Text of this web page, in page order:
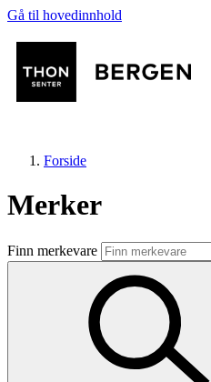
Gå til hovedinnhold
Butikker
Mat og drikke
Aktiviteter
Forside
Merker
Finn merkevare